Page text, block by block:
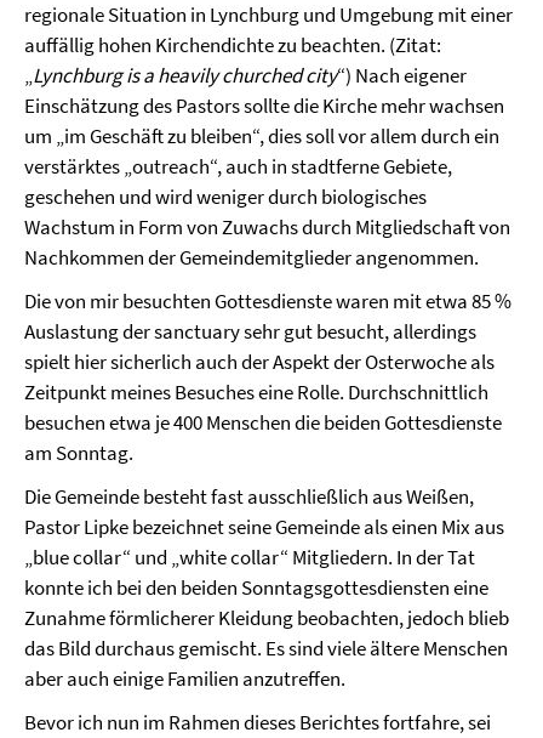
regionale Situation in Lynchburg und Umgebung mit einer
auffällig hohen Kirchendichte zu beachten. (Zitat:
„Lynchburg is a heavily churched city“) Nach eigener
Einschätzung des Pastors sollte die Kirche mehr wachsen
um „im Geschäft zu bleiben“, dies soll vor allem durch ein
verstärktes „outreach“, auch in stadtferne Gebiete,
geschehen und wird weniger durch biologisches
Wachstum in Form von Zuwachs durch Mitgliedschaft von
Nachkommen der Gemeindemitglieder angenommen.
Die von mir besuchten Gottesdienste waren mit etwa 85 %
Auslastung der sanctuary sehr gut besucht, allerdings
spielt hier sicherlich auch der Aspekt der Osterwoche als
Zeitpunkt meines Besuches eine Rolle. Durchschnittlich
besuchen etwa je 400 Menschen die beiden Gottesdienste
am Sonntag.
Die Gemeinde besteht fast ausschließlich aus Weißen,
Pastor Lipke bezeichnet seine Gemeinde als einen Mix aus
„blue collar“ und „white collar“ Mitgliedern. In der Tat
konnte ich bei den beiden Sonntagsgottesdiensten eine
Zunahme förmlicherer Kleidung beobachten, jedoch blieb
das Bild durchaus gemischt. Es sind viele ältere Menschen
aber auch einige Familien anzutreffen.
Bevor ich nun im Rahmen dieses Berichtes fortfahre, sei